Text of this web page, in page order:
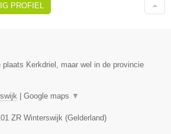
PROFIEL
plaats Kerkdriel, maar wel in de provincie
| Google maps ▼
ZR Winterswijk (Gelderland)